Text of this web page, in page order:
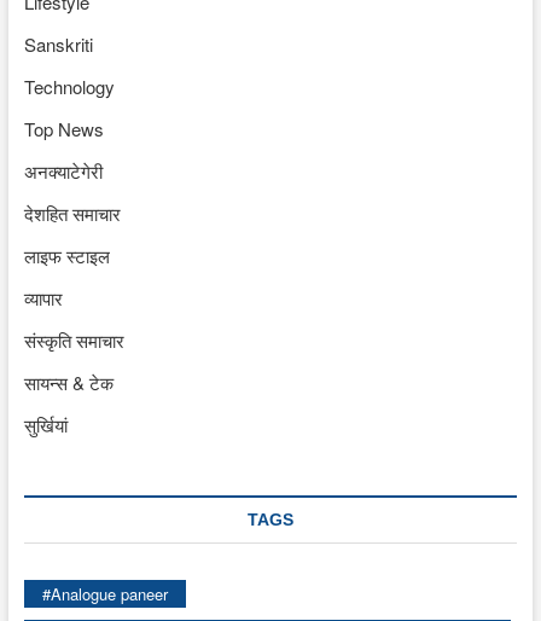
Sanskriti
Technology
Top News
अनक्याटेगेरी
देशहित समाचार
लाइफ स्टाइल
व्यापार
संस्कृति समाचार
सायन्स & टेक
सुर्खियां
TAGS
#Analogue paneer